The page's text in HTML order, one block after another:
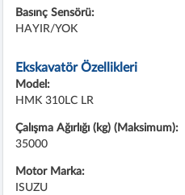
Basınç Sensörü:
HAYIR/YOK
Ekskavatör Özellikleri
Model:
HMK 310LC LR
Çalışma Ağırlığı (kg) (Maksimum):
35000
Motor Marka:
ISUZU